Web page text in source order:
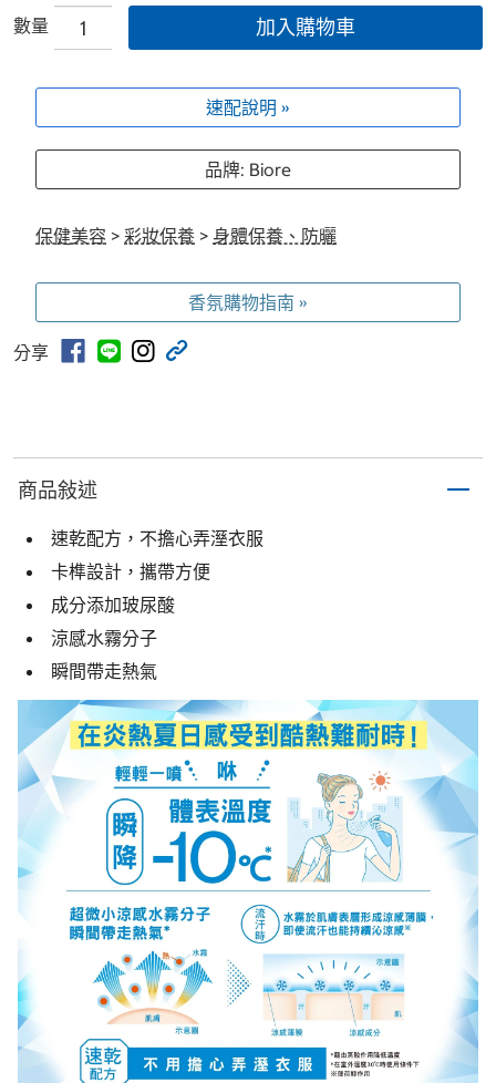
數量 加入購物車
速配說明 »
品牌: Biore
保健美容 > 彩妝保養 > 身體保養、防曬
香氛購物指南 »
分享
商品敍述
速乾配方，不擔心弄溼衣服
卡榫設計，攜帶方便
成分添加玻尿酸
涼感水霧分子
瞬間帶走熱氣